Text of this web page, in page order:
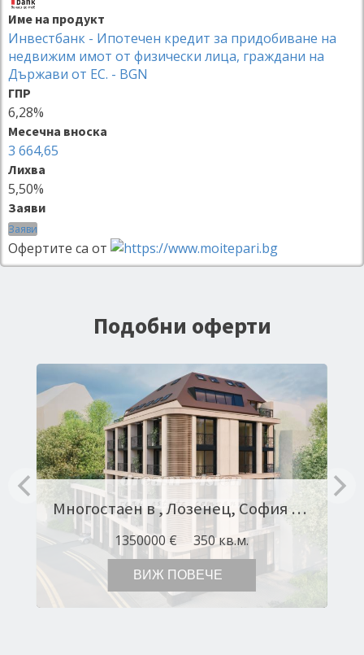
Име на продукт
Инвестбанк - Ипотечен кредит за придобиване на
недвижим имот от физически лица, граждани на
Държави от ЕС. - BGN
ГПР
6,28%
Месечна вноска
3 664,65
Лихва
5,50%
Заяви
Заяви
Офертите са от
Подобни оферти
Многостаен в , Лозенец, София Оферта № 11663
1350000 € 350 кв.м.
ВИЖ ПОВЕЧЕ